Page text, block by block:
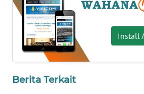
Install
Berita Terkait
WN
SERAMBI
WN
JAMBI